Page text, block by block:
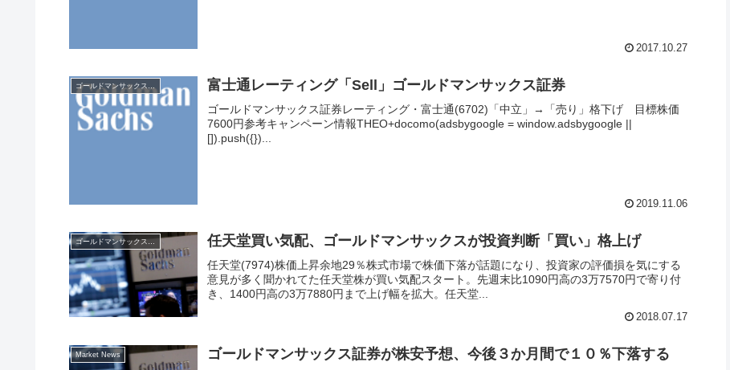
2017.10.27
富士通レーティング「Sell」ゴールドマンサックス証券
ゴールドマンサックス証券レーティング・富士通(6702)「中立」→「売り」格下げ 目標株価
7600円参考キャンペーン情報THEO+docomo(adsbygoogle = window.adsbygoogle ||
[]).push({})...
2019.11.06
ゴールドマンサックス証券 任天堂買い気配、ゴールドマンサックスが投資判断「買い」格上げ
任天堂(7974)株価上昇余地29％株式市場で株価下落が話題になり、投資家の評価損を気にする
意見が多く聞かれてた任天堂株が買い気配スタート。先週末比1090円高の3万7570円で寄り付
き、1400円高の3万7880円まで上げ幅を拡大。任天堂...
2018.07.17
Market News ゴールドマンサックス証券が株安予想、今後３か月間で１０％下落する